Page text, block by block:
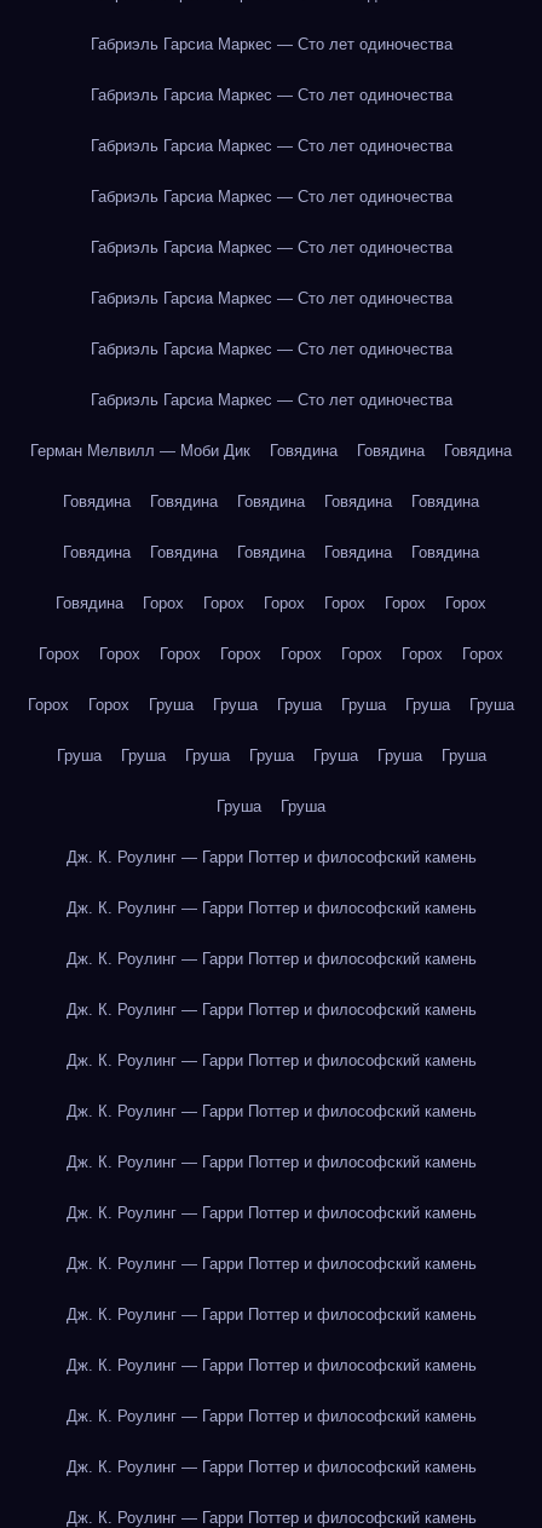
Габриэль Гарсиа Маркес — Сто лет одиночества
Габриэль Гарсиа Маркес — Сто лет одиночества
Габриэль Гарсиа Маркес — Сто лет одиночества
Габриэль Гарсиа Маркес — Сто лет одиночества
Габриэль Гарсиа Маркес — Сто лет одиночества
Габриэль Гарсиа Маркес — Сто лет одиночества
Габриэль Гарсиа Маркес — Сто лет одиночества
Габриэль Гарсиа Маркес — Сто лет одиночества
Герман Мелвилл — Моби Дик Говядина Говядина Говядина
Говядина Говядина Говядина Говядина Говядина
Говядина Говядина Говядина Говядина Говядина
Говядина Горох Горох Горох Горох Горох Горох
Горох Горох Горох Горох Горох Горох Горох Горох
Горох Горох Груша Груша Груша Груша Груша Груша
Груша Груша Груша Груша Груша Груша Груша
Груша Груша
Дж. К. Роулинг — Гарри Поттер и философский камень
Дж. К. Роулинг — Гарри Поттер и философский камень
Дж. К. Роулинг — Гарри Поттер и философский камень
Дж. К. Роулинг — Гарри Поттер и философский камень
Дж. К. Роулинг — Гарри Поттер и философский камень
Дж. К. Роулинг — Гарри Поттер и философский камень
Дж. К. Роулинг — Гарри Поттер и философский камень
Дж. К. Роулинг — Гарри Поттер и философский камень
Дж. К. Роулинг — Гарри Поттер и философский камень
Дж. К. Роулинг — Гарри Поттер и философский камень
Дж. К. Роулинг — Гарри Поттер и философский камень
Дж. К. Роулинг — Гарри Поттер и философский камень
Дж. К. Роулинг — Гарри Поттер и философский камень
Дж. К. Роулинг — Гарри Поттер и философский камень